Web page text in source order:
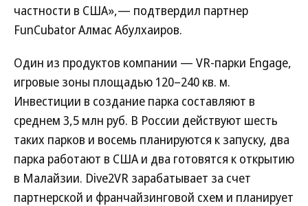
частности в США»,— подтвердил партнер
FunCubator Алмас Абулхаиров.
Один из продуктов компании — VR-парки Engage,
игровые зоны площадью 120–240 кв. м.
Инвестиции в создание парка составляют в
среднем 3,5 млн руб. В России действуют шесть
таких парков и восемь планируются к запуску, два
парка работают в США и два готовятся к открытию
в Малайзии. Dive2VR зарабатывает за счет
партнерской и франчайзинговой схем и планирует